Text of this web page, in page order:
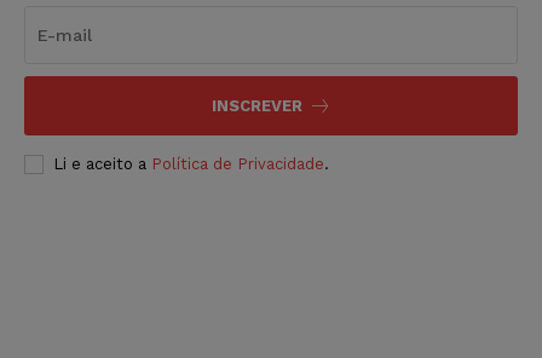
INSCREVER
Li e aceito a Política de Privacidade.